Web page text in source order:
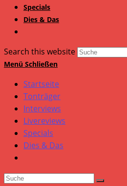
Specials
Dies & Das
Search this website
Menü Schließen
Startseite
Tonträger
Interviews
Livereviews
Specials
Dies & Das